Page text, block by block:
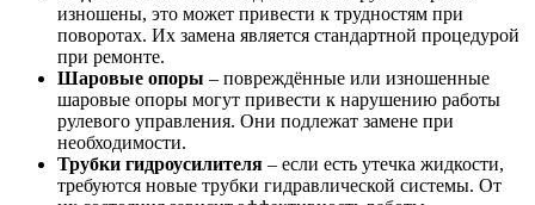
изношены, это может привести к трудностям при
поворотах. Их замена является стандартной процедурой
при ремонте.
Шаровые опоры – повреждённые или изношенные
шаровые опоры могут привести к нарушению работы
рулевого управления. Они подлежат замене при
необходимости.
Трубки гидроусилителя – если есть утечка жидкости,
требуются новые трубки гидравлической системы. От